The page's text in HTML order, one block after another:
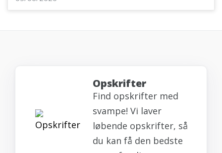
Opskrifter
Find opskrifter med
svampe! Vi laver
løbende opskrifter, så
du kan få den bedste